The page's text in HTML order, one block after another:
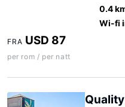
0.4
Wi-fi
FRA USD 87
per rom / per natt